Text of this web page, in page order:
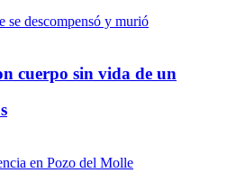
cuerpo sin vida de un